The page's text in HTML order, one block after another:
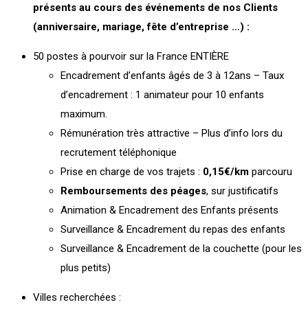
présents au cours des événements de nos Clients
(anniversaire, mariage, fête d’entreprise …) :
50 postes à pourvoir sur la France ENTIÈRE
Encadrement d’enfants âgés de 3 à 12ans – Taux
d’encadrement : 1 animateur pour 10 enfants
maximum.
Rémunération très attractive – Plus d’info lors du
recrutement téléphonique
Prise en charge de vos trajets : 0,15€/km parcouru
Remboursements des péages, sur justificatifs
Animation & Encadrement des Enfants présents
Surveillance & Encadrement du repas des enfants
Surveillance & Encadrement de la couchette (pour les
plus petits)
Villes recherchées :